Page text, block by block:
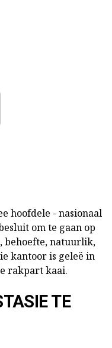
hoofdele - nasionaal
om te gaan op
behoefte, natuurlik,
kantoor is geleë in
rakpart kaai.
TE